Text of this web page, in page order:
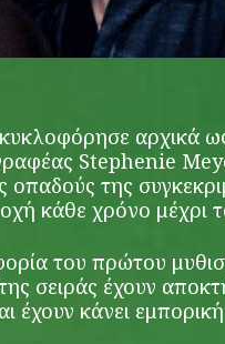
κυκλοφόρησε αρχικά
Stephenie
οπαδούς της
κάθε χρόνο μέχρι
του πρώτου
σειράς έχουν
έχουν κάνει